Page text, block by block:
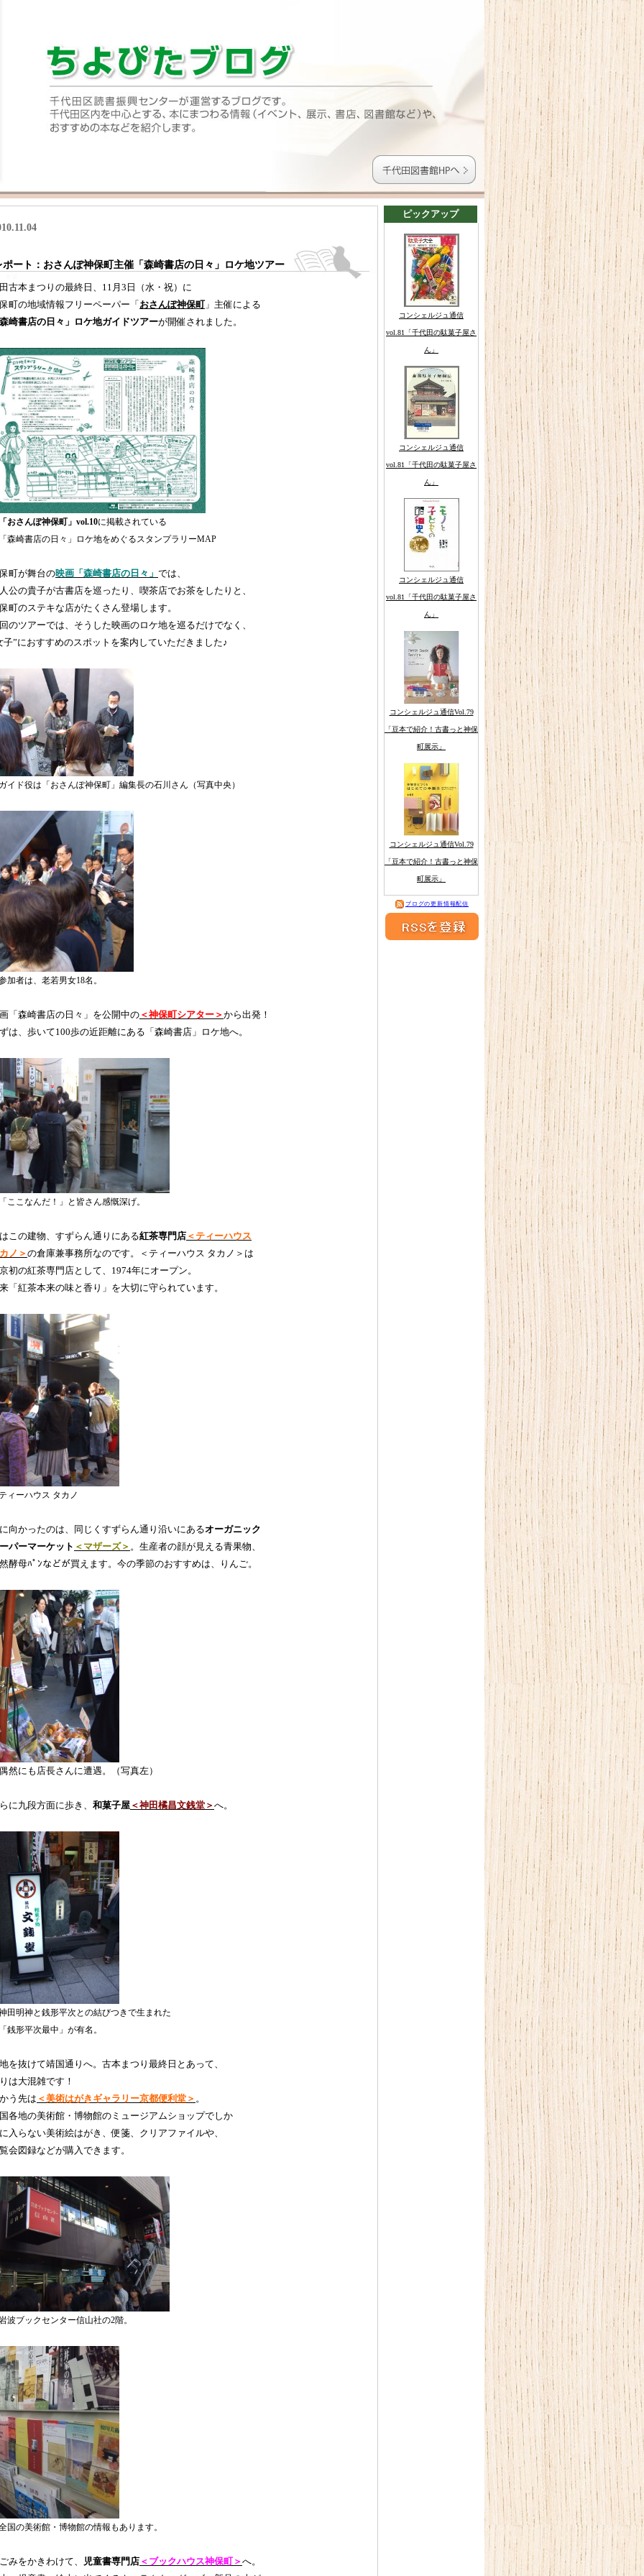
ポート：おさんぽ神保町主催「森崎書店の日々」ロケ地ツアー
古本まつりの最終日、11月3日（水・祝）に
町の地域情報フリーペーパー「 おさんぽ神保町
」主催による
崎書店の日々」ロケ地ガイドツアーが開催されました。
おさんぽ神保町」vol.10に掲載されている
崎書店の日々」ロケ地をめぐるスタンプラリーMAP
町が舞台の映画「森崎書店の日々」 では、
公の貴子が古書店を巡ったり、喫茶店でお茶をしたりと、
町のステキな店がたくさん登場します。
のツアーでは、そうした映画のロケ地を巡るだけでなく、
子”におすすめのスポットを案内していただきました♪
イド役は「おさんぽ神保町」編集長の石川さん（写真中央）
加者は、老若男女18名。
「森崎書店の日々」を公開中の ＜神保町シアター＞ から出発！
は、歩いて100歩の近距離にある「森崎書店」ロケ地へ。
ここなんだ！」と皆さん感慨深げ。
この建物、すずらん通りにある紅茶専門店 ＜ティーハウス
ノ＞ の倉庫兼事務所なのです。
＜ティーハウス タカノ＞は
初の紅茶専門店として、1974年にオープン。
「紅茶本来の味と香り」を大切に守られています。
ィーハウス タカノ
向かったのは、同じくすずらん通り沿いにあるオーガニック
パーマーケット ＜マザーズ＞ 。生産者の顔が見える青果物、
酵母ﾊﾟﾝなどが買えます。今の季節のおすすめは、りんご。
然にも店長さんに遭遇。（写真左）
に九段方面に歩き、 和菓子屋 ＜神田橘昌文銭堂＞ へ。
田明神と銭形平次との結びつきで生まれた
形平次最中」が有名。
を抜けて靖国通りへ。 古本まつり最終日とあって、
は大混雑です！
う先は ＜美術はがきギャラリー京都便利堂＞ 。
各地の美術館・博物館のミュージアムショップでしか
入らない美術絵はがき、便箋、 クリアファイルや、
会図録などが購入できます。
波ブックセンター信山社の2階。
国の美術館・博物館の情報もあります。
みをかきわけて、 児童書専門店 ＜ブックハウス神保町＞ へ。
ピックアップ
コンシェルジュ通信
vol.81「千代田の駄菓子屋さ
ん」
コンシェルジュ通信
vol.81「千代田の駄菓子屋さ
ん」
コンシェルジュ通信
vol.81「千代田の駄菓子屋さ
ん」
コンシェルジュ通信Vol.79
「豆本で紹介！古書っと神保
町展示」
コンシェルジュ通信Vol.79
「豆本で紹介！古書っと神保
町展示」
ブログの更新情報配信